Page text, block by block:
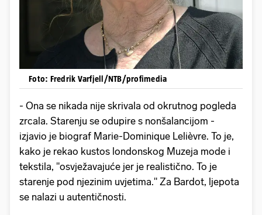
Foto: Fredrik Varfjell/NTB/profimedia
- Ona se nikada nije skrivala od okrutnog pogleda
zrcala. Starenju se odupire s nonšalancijom -
izjavio je biograf Marie-Dominique Lelièvre. To je,
kako je rekao kustos londonskog Muzeja mode i
tekstila, "osvježavajuće jer je realistično. To je
starenje pod njezinim uvjetima." Za Bardot, ljepota
se nalazi u autentičnosti.